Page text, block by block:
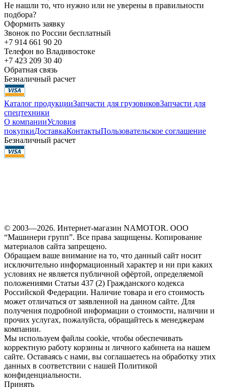
Не нашли то, что нужно или не уверены в правильности
подбора?
Оформить заявку
Звонок по России бесплатный
+7 914 661 90 20
Телефон во Владивостоке
+7 423 209 30 40
Обратная связь
Безналичный расчет
Каталог продукцииЗапчасти для грузовиковЗапчасти для
спецтехники
О компанииУсловия
покупкиДоставкаКонтактыПользовательское соглашение
Безналичный расчет
© 2003—2026. Интернет-магазин NAMOTOR. ООО
“Машинери групп”. Все права защищены. Копирование
материалов сайта запрещено.
Обращаем ваше внимание на то, что данный сайт носит
исключительно информационный характер и ни при каких
условиях не является публичной офёртой, определяемой
положениями Статьи 437 (2) Гражданского кодекса
Российской Федерации. Наличие товара и его стоимость
может отличаться от заявленной на данном сайте. Для
получения подробной информации о стоимости, наличии и
прочих услугах, пожалуйста, обращайтесь к менеджерам
компании.
Мы используем файлы cookie, чтобы обеспечивать
корректную работу корзины и личного кабинета на нашем
сайте. Оставаясь с нами, вы соглашаетесь на обработку этих
данных в соответствии с нашей Политикой
конфиденциальности.
Принять